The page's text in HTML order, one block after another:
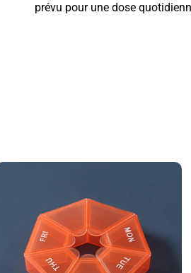
prévu pour une dose